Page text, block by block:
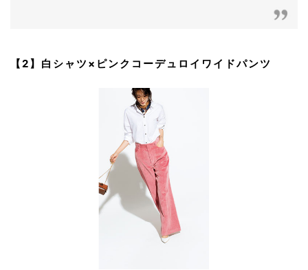
【2】白シャツ×ピンクコーデュロイワイドパンツ